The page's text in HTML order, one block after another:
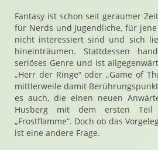
Fantasy ist schon seit geraumer
für Nerds und Jugendliche, für
nicht interessiert sind und sich
hineinträumen. Stattdessen
seriöses Genre und ist
„Herr der Ringe“ oder „Game of
mittlerweile damit
es auch, die einen neuen
Husberg mit dem ersten Teil
„Frostflamme“. Doch ob das
ist eine andere Frage.